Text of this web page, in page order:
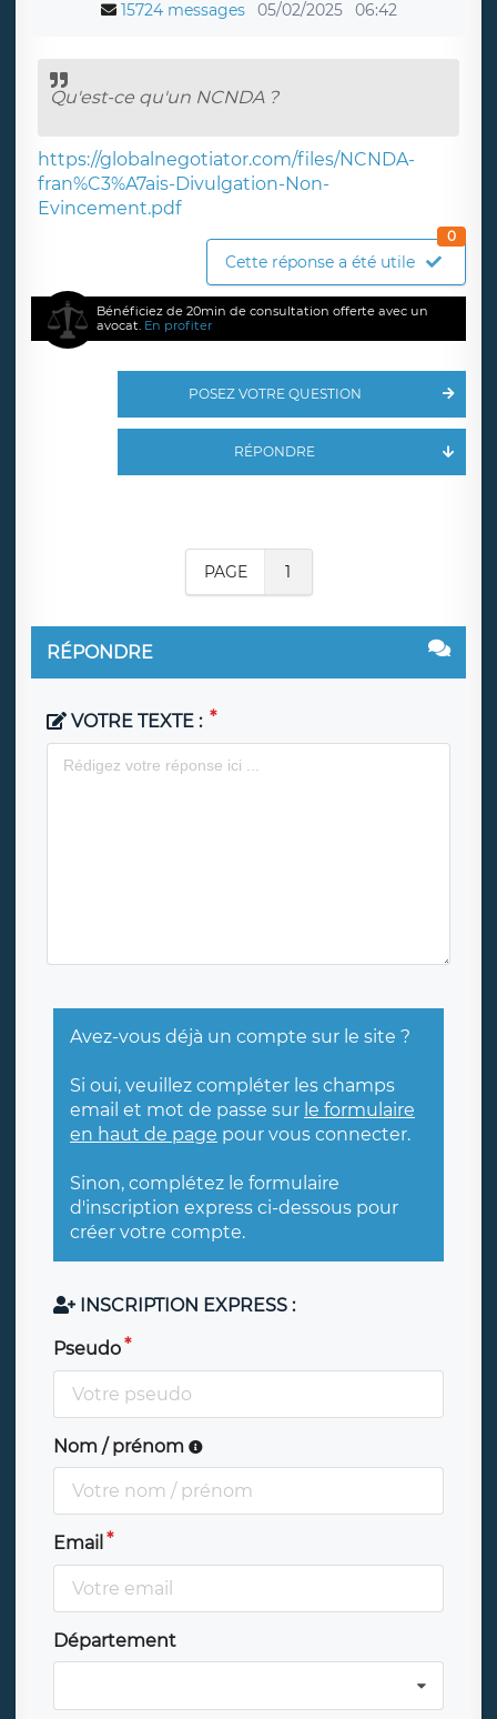
15724 messages 05/02/2025 06:42
Qu'est-ce qu'un NCNDA ?
https://globalnegotiator.com/files/NCNDA-
fran%C3%A7ais-Divulgation-Non-
Evincement.pdf
Cette réponse a été utile
0
Bénéficiez de 20min de consultation offerte avec un
avocat. En profiter
POSEZ VOTRE QUESTION
RÉPONDRE
PAGE 1
RÉPONDRE
VOTRE TEXTE :
Avez-vous déjà un compte sur le site ?
Si oui, veuillez compléter les champs
email et mot de passe sur le formulaire
en haut de page pour vous connecter.
Sinon, complétez le formulaire
d'inscription express ci-dessous pour
créer votre compte.
INSCRIPTION EXPRESS :
Pseudo
Nom / prénom
Email
Département